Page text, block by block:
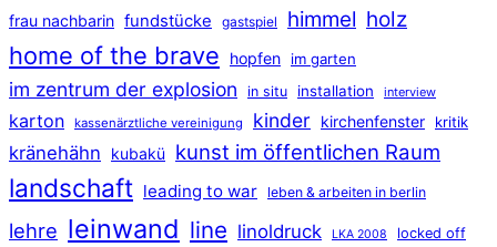
frau nachbarin fundstücke gastspiel himmel holz
home of the brave hopfen im garten
im zentrum der explosion in situ installation interview
karton kassenärztliche vereinigung kinder kirchenfenster kritik
kränehähn kubakü kunst im öffentlichen Raum
landschaft leading to war leben & arbeiten in berlin
lehre leinwand line linoldruck LKA 2008 locked off